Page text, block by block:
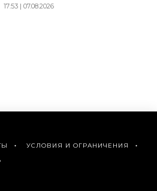
17:53 | 07.08.2026
УСЛОВИЯ И ОГРАНИЧЕНИЯ